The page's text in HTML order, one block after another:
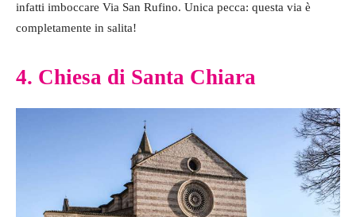
infatti imboccare Via San Rufino. Unica pecca: questa via è
completamente in salita!
4. Chiesa di Santa Chiara